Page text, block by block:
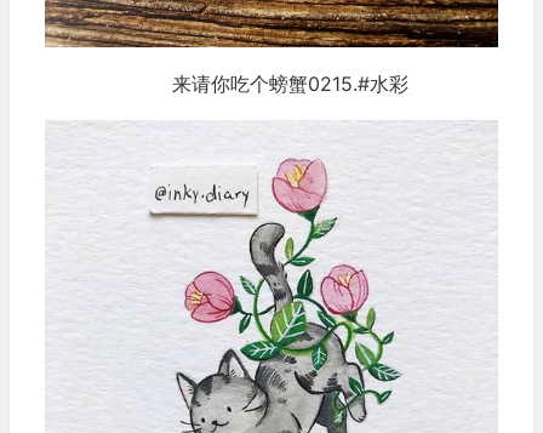
来请你吃个螃蟹0215.#水彩